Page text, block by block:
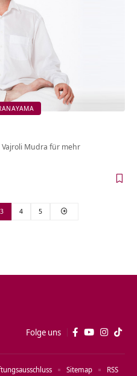
Mudra für mehr
3 4 5
Folge uns
Sitemap RSS